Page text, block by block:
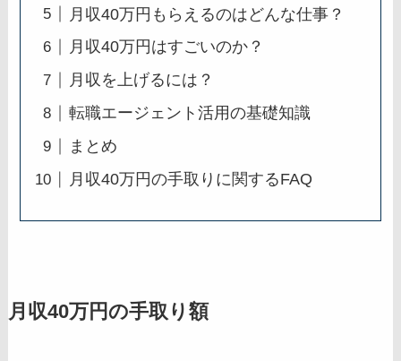
月収40万円もらえるのはどんな仕事？
月収40万円はすごいのか？
月収を上げるには？
転職エージェント活用の基礎知識
まとめ
月収40万円の手取りに関するFAQ
月収40万円の手取り額